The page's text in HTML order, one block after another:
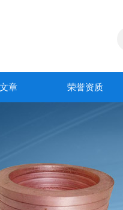
章 荣誉资质